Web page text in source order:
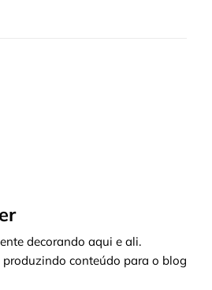
decorando aqui e ali.
conteúdo para o blog